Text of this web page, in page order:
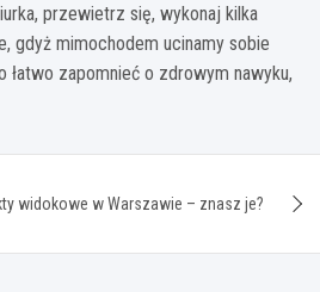
przewietrz się, wykonaj kilka
gdyż mimochodem ucinamy sobie
łatwo zapomnieć o zdrowym nawyku,
widokowe w Warszawie – znasz je?